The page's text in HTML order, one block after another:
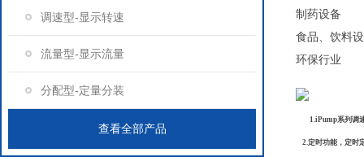
调速型-显示转速
流量型-显示流量
分配型-定量分装
查看全部产品
制药设备
食品、饮料
环保行业
1.iPump系列调
2.定时功能，定时